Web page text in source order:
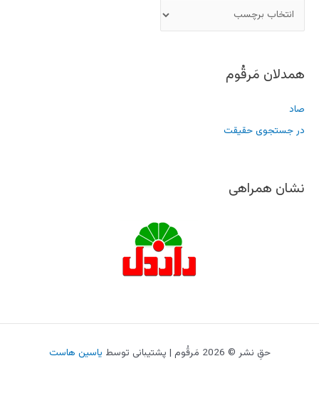
همدلان مَرقُوم
صاد
در جستجوی حقیقت
نشان همراهی
حقِ نشر © 2026 مَرقُوم | پشتیبانی توسط یاسین هاست